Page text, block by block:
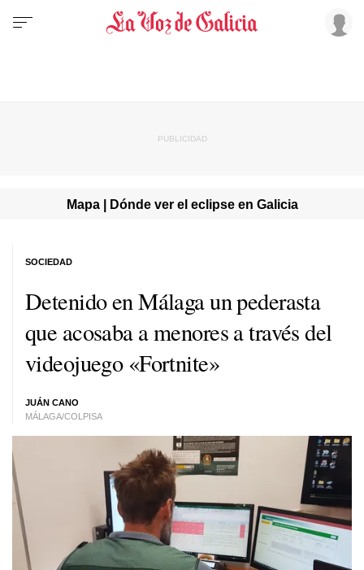
Mapa | Dónde ver el eclipse en Galicia
Detenido en Málaga un pederasta
que acosaba a menores a través del
videojuego «Fortnite»
JUÁN CANO
MÁLAGA/COLPISA
SOCIEDAD